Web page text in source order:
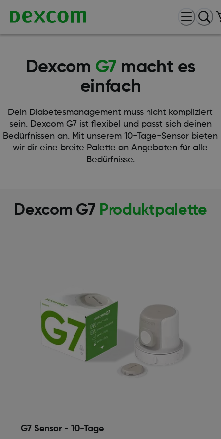
Dexcom G7 macht es
einfach
Dein Diabetesmanagement muss nicht kompliziert
sein. Dexcom G7 ist flexibel und passt sich deinen
Bedürfnissen an. Mit unserem 10-Tage-Sensor bieten
wir dir eine breite Palette an Angeboten für alle
Bedürfnisse.
Dexcom G7 Produktpalette
G7 Sensor - 10-Tage